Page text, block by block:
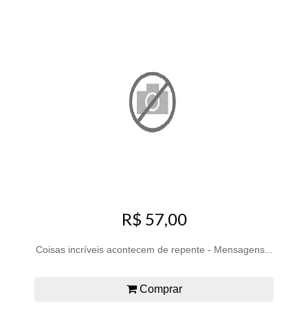
R$ 57,00
Coisas incríveis acontecem de repente - Mensagens...
Comprar